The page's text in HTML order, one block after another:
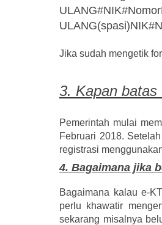
Jika sudah mengetik
3. Kapan batas
Pemerintah mulai
Februari 2018.
registrasi
4. Bagaimana jika
Bagaimana kalau e-
perlu khawatir
sekarang misalnya